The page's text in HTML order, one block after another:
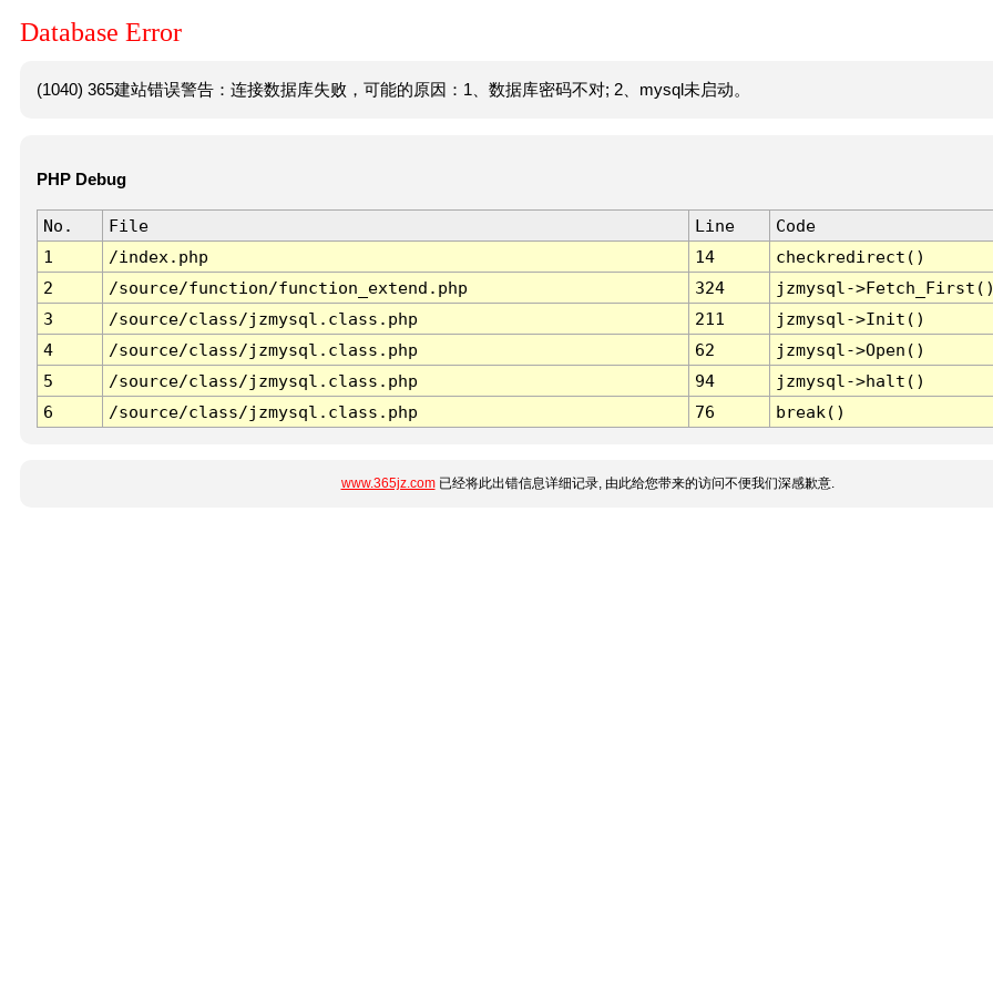
Database Error
(1040) 365建站错误警告：连接数据库失败，可能的原因：1、数据库密码不对; 2、mysql未启动。
PHP Debug
No. File Line
Code
1
/index.php 14
checkredirect()
2
/source/function/function_extend.php 324
jzmysql-
3
/source/class/jzmysql.class.php 211
jzmysql->Init()
4
/source/class/jzmysql.class.php 62
jzmysql->Open()
5
/source/class/jzmysql.class.php 94
jzmysql->halt()
6
/source/class/jzmysql.class.php 76 break()
www.365jz.com已经将此出错信息详细记录, 由此给您带来的访问不便我们深感歉意.